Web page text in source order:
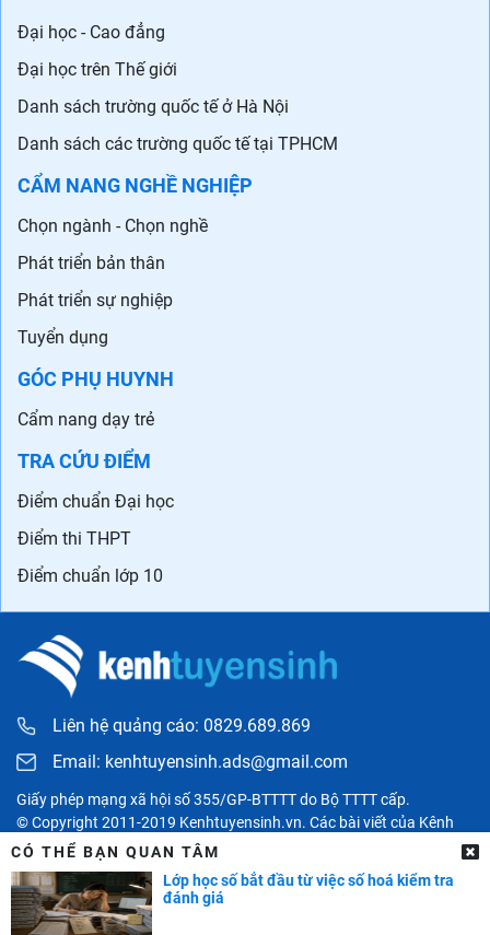
Đại học - Cao đẳng
Đại học trên Thế giới
Danh sách trường quốc tế ở Hà Nội
Danh sách các trường quốc tế tại TPHCM
CẨM NANG NGHỀ NGHIỆP
Chọn ngành - Chọn nghề
Phát triển bản thân
Phát triển sự nghiệp
Tuyển dụng
GÓC PHỤ HUYNH
Cẩm nang dạy trẻ
TRA CỨU ĐIỂM
Điểm chuẩn Đại học
Điểm thi THPT
Điểm chuẩn lớp 10
Liên hệ quảng cáo: 0829.689.869
Email: kenhtuyensinh.ads@gmail.com
Giấy phép mạng xã hội số 355/GP-BTTTT do Bộ TTTT cấp.
© Copyright 2011-2019 Kenhtuyensinh.vn. Các bài viết của Kênh
tuyển sinh chỉ có tính chất tham khảo, được tổng hợp từ các nguồn
uy tín khác và bản quyền thuộc về các đối tác. Mọi thông tin liên
quan người đọc có thể liên hệ trực tiếp đến các cơ quan, tổ chức
hoặc cá nhân được đề cập trong bài viết.
CÓ THỂ BẠN QUAN TÂM
Lớp học số bắt đầu từ việc số hoá kiểm tra
đánh giá